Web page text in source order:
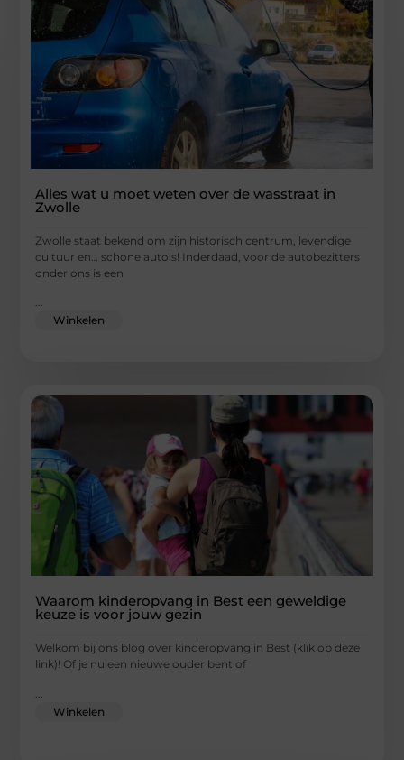
Alles wat u moet weten over de wasstraat in
Zwolle
Zwolle staat bekend om zijn historisch centrum, levendige
cultuur en… schone auto’s! Inderdaad, voor de autobezitters
onder ons is een
...
Winkelen
Waarom kinderopvang in Best een geweldige
keuze is voor jouw gezin
Welkom bij ons blog over kinderopvang in Best (klik op deze
link)! Of je nu een nieuwe ouder bent of
Winkelen